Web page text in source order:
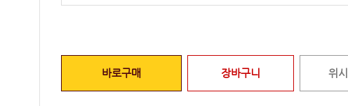
바로구매 장바구니 위